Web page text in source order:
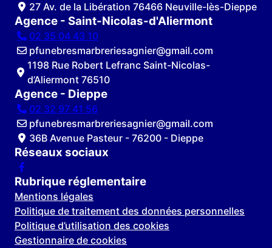
27 Av. de la Libération 76466 Neuville-lès-Dieppe
Agence - Saint-Nicolas-d'Aliermont
02 35 04 43 10
pfunebresmarbreriesagnier@gmail.com
1198 Rue Robert Lefranc Saint-Nicolas-
d’Aliermont 76510
Agence - Dieppe
02 32 97 41 56
pfunebresmarbreriesagnier@gmail.com
36B Avenue Pasteur - 76200 - Dieppe
Réseaux sociaux
Rubrique réglementaire
Mentions légales
Politique de traitement des données personnelles
Politique d’utilisation des cookies
Gestionnaire de cookies